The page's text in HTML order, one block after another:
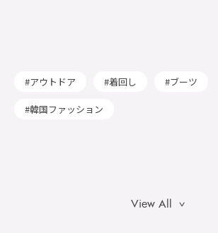
アウトドア 着回し ブーツ
韓国ファッション
View All